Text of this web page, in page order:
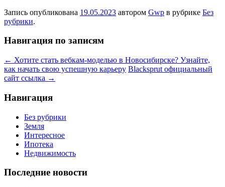
Запись опубликована 19.05.2023 автором Gwp в рубрике Без
рубрики.
Навигация по записям
← Хотите стать вебкам-моделью в Новосибирске? Узнайте,
как начать свою успешную карьеру Blacksprut официальный
сайт ссылка →
Навигация
Без рубрики
Земля
Интересное
Ипотека
Недвижимость
Последние новости